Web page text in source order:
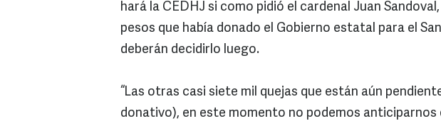
hará la CEDHJ si como pidió el cardenal Juan
pesos que había donado el Gobierno estatal para el
deberán decidirlo luego.
“Las otras casi siete mil quejas que están aún
donativo), en este momento no podemos anticiparnos